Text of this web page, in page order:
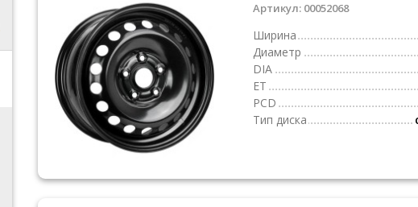
Артикул: 00052068
Ширина
Диаметр
DIA
ET
PCD
Тип диска